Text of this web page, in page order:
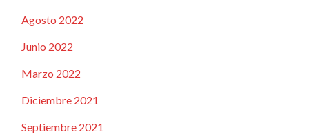
Agosto 2022
Junio 2022
Marzo 2022
Diciembre 2021
Septiembre 2021